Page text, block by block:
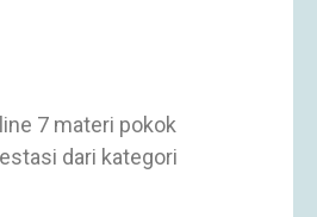
7 materi pokok
dari kategori